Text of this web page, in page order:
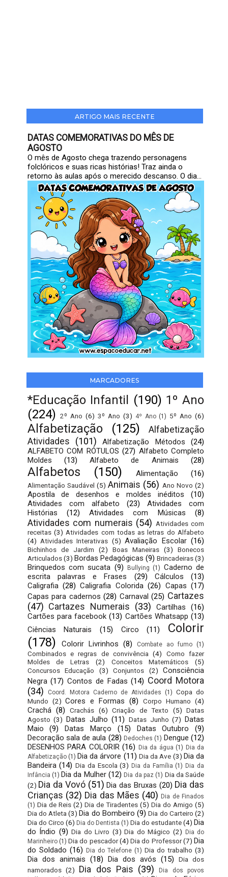
ARTIGO MAIS RECENTE
DATAS COMEMORATIVAS DO MÊS DE
AGOSTO
O mês de Agosto chega trazendo personagens
folclóricos e suas ricas histórias! Traz ainda o
retorno às aulas após o merecido descanso. O dia...
MARCADORES
*Educação Infantil (190) 1º Ano
(224) 2º Ano (6) 3º Ano (3) 4º Ano (1) 5º Ano (6)
Alfabetização (125)
Alfabetização
Atividades
(101) Alfabetização Métodos
(24)
ALFABETO COM RÓTULOS (27) Alfabeto Completo
Moldes
(13) Alfabeto de Animais (28)
Alfabetos (150) Alimentação (16)
Alimentação Saudável (5) Animais (56) Ano Novo (2)
Apostila de desenhos e moldes inéditos
(10)
Atividades com alfabeto
(23)
Atividades com
Histórias
(12) Atividades com Músicas (8)
Atividades com numerais (54) Atividades com
receitas (3) Atividades com todas as letras do Alfabeto
(4) Atividades Interativas (5) Avaliação Escolar (16)
Bichinhos de Jardim (2) Boas Maneiras (3)
Bonecos
Articulados (3) Bordas Pedagógicas (9) Brincadeiras(3)
Brinquedos com sucata (9) Bullying (1) Caderno de
escrita palavras e Frases
(29) Cálculos
(13)
Caligrafia (28) Caligrafia Colorida (26) Capas (17)
Capas para cadernos (28) Carnaval (25) Cartazes
(47) Cartazes Numerais (33) Cartilhas
(16)
Cartões para facebook (13) Cartões Whatsapp (13)
Ciências Naturais
(15) Circo (11)
Colorir
(178)
Colorir Livrinhos (8) Combate ao fumo (1)
Combinados e regras de convivência (4)
Como fazer
Moldes de Letras
(2) Conceitos Matemáticos
(5)
Concursos Educação
(3) Conjuntos (2)
Consciência
Negra (17) Contos de Fadas (14) Coord Motora
(34)
Coord. Motora Caderno de Atividades (1) Copa do
Mundo (2) Cores e Formas (8) Corpo Humano (4)
Crachá (8) Crachás (6) Criação de Texto (5) Datas
Agosto (3) Datas Julho (11) Datas Junho (7) Datas
Maio
(9) Datas Março (15) Datas Outubro
(9)
Decoração sala de aula (28) Dedoches (1) Dengue (12)
DESENHOS PARA COLORIR (16) Dia da água (1) Dia da
Alfabetização (1) Dia da árvore (11) Dia da Ave (3) Dia da
Bandeira (14) Dia da Escola (3) Dia da Família (1) Dia da
Infância (1) Dia da Mulher (12) Dia da paz (1) Dia da Saúde
(2) Dia da Vovó (51) Dia das Bruxas (20) Dia das
Crianças (32) Dia das Mães (40) Dia de Finados
(1) Dia de Reis (2) Dia de Tiradentes (5) Dia do Amigo (5)
Dia do Atleta (3) Dia do Bombeiro (9) Dia do Carteiro (2)
Dia do Circo (6) Dia do Dentista (1) Dia do estudante(4) Dia
do Índio (9) Dia do Livro (3) Dia do Mágico (2) Dia do
Marinheiro (1) Dia do pescador (4) Dia do Professor (7) Dia
do Soldado (16) Dia do Telefone (1) Dia do trabalho (3)
Dia dos animais (18) Dia dos avós (15)
Dia dos
namorados (2) Dia dos Pais (39)
Dia dos povos